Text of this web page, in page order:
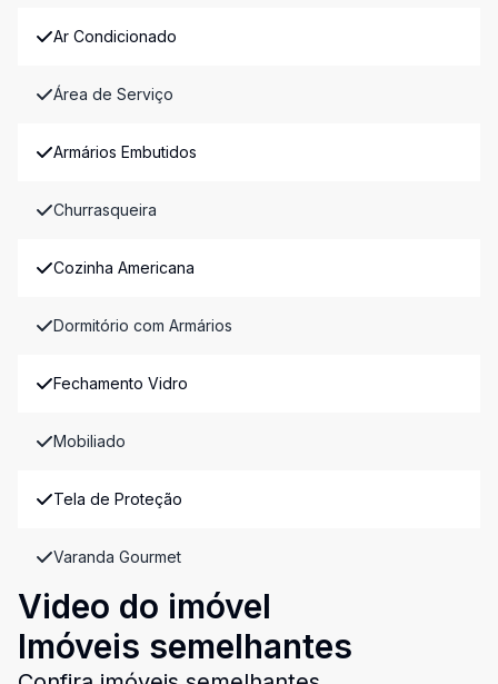
Ar Condicionado
Área de Serviço
Armários Embutidos
Churrasqueira
Cozinha Americana
Dormitório com Armários
Fechamento Vidro
Mobiliado
Tela de Proteção
Varanda Gourmet
Video do imóvel
Imóveis semelhantes